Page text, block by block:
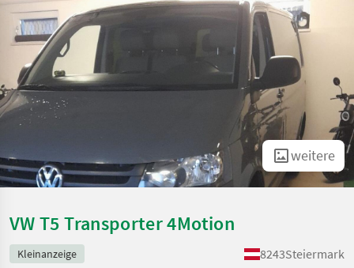
weitere
VW T5 Transporter 4Motion
Kleinanzeige 8243Steiermark